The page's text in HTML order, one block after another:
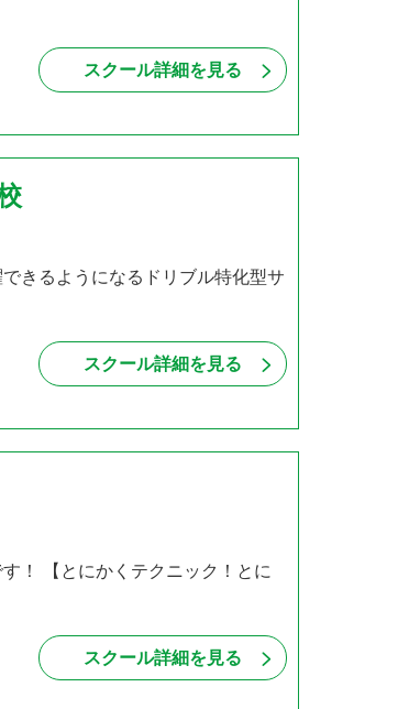
スクール詳細を見る
きるようになるドリブル特化型サ
スクール詳細を見る
！ 【とにかくテクニック！とに
スクール詳細を見る